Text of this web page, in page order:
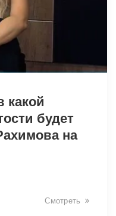
какой
будет
на
Смотреть